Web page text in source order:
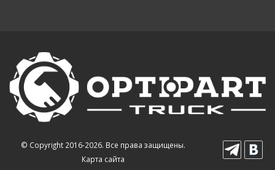
© Copyright 2016-2026. Все права защищены.
Карта сайта